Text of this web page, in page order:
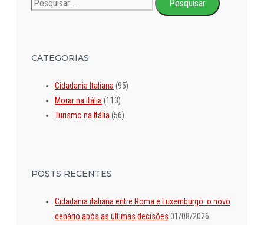
por:
CATEGORIAS
Cidadania Italiana (95)
Morar na Itália (113)
Turismo na Itália (56)
POSTS RECENTES
Cidadania italiana entre Roma e Luxemburgo: o novo
cenário após as últimas decisões 01/08/2026